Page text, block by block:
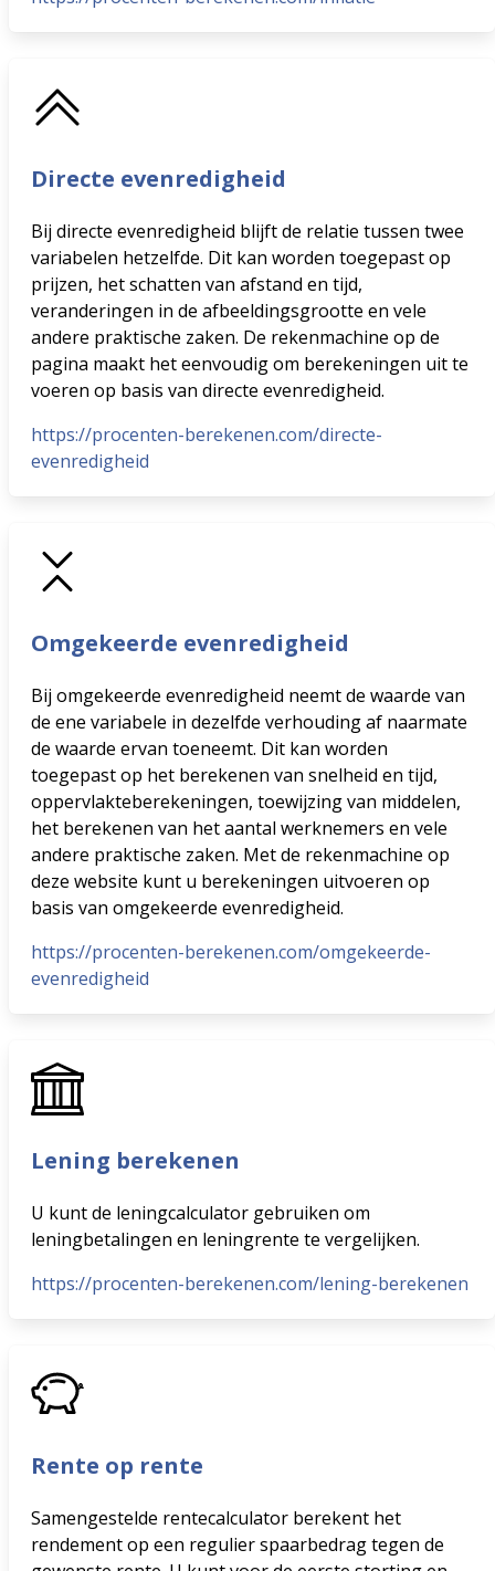
Directe evenredigheid
Bij directe evenredigheid blijft de relatie tussen twee
variabelen hetzelfde. Dit kan worden toegepast op
prijzen, het schatten van afstand en tijd,
veranderingen in de afbeeldingsgrootte en vele
andere praktische zaken. De rekenmachine op de
pagina maakt het eenvoudig om berekeningen uit te
voeren op basis van directe evenredigheid.
https://procenten-berekenen.com/directe-
evenredigheid
Omgekeerde evenredigheid
Bij omgekeerde evenredigheid neemt de waarde van
de ene variabele in dezelfde verhouding af naarmate
de waarde ervan toeneemt. Dit kan worden
toegepast op het berekenen van snelheid en tijd,
oppervlakteberekeningen, toewijzing van middelen,
het berekenen van het aantal werknemers en vele
andere praktische zaken. Met de rekenmachine op
deze website kunt u berekeningen uitvoeren op
basis van omgekeerde evenredigheid.
https://procenten-berekenen.com/omgekeerde-
evenredigheid
Lening berekenen
U kunt de leningcalculator gebruiken om
leningbetalingen en leningrente te vergelijken.
https://procenten-berekenen.com/lening-berekenen
Rente op rente
Samengestelde rentecalculator berekent het
rendement op een regulier spaarbedrag tegen de